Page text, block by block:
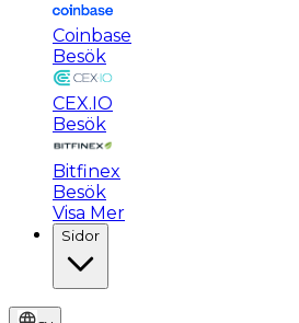
Coinbase
Besök
CEX.IO
Besök
Bitfinex
Besök
Visa Mer
Sidor